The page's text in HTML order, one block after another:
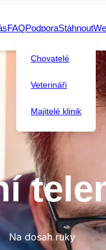
FAQ
Chovatelé
Veterináři
Majitelé klinik
PodporaStáhnout
Na dosah ruky